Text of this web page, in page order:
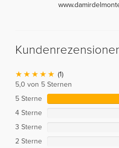
(1)
5,0 von 5 Sternen
5 Sterne
4 Sterne
3 Sterne
2 Sterne